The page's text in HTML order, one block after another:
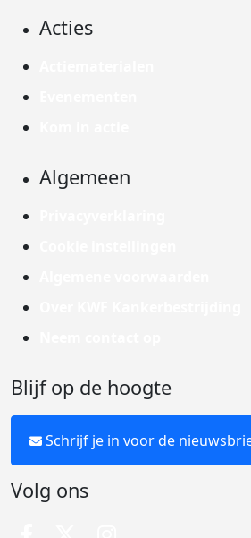
Acties
Algemeen
Blijf op de hoogte
Schrijf je in voor de
Volg ons